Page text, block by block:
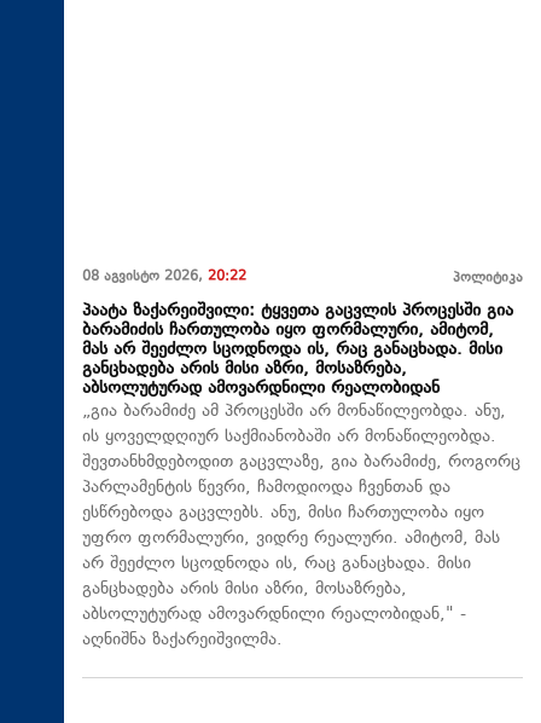
08 აგვისტო 2026, 20:22 პოლიტიკა
პაატა ზაქარეიშვილი: ტყვეთა გაცვლის პროცესში გია
ბარამიძის ჩართულობა იყო ფორმალური, ამიტომ,
მას არ შეეძლო სცოდნოდა ის, რაც განაცხადა. მისი
განცხადება არის მისი აზრი, მოსაზრება,
აბსოლუტურად ამოვარდნილი რეალობიდან
„გია ბარამიძე ამ პროცესში არ მონაწილეობდა. ანუ,
ის ყოველდღიურ საქმიანობაში არ მონაწილეობდა.
შევთანხმდებოდით გაცვლაზე, გია ბარამიძე, როგორც
პარლამენტის წევრი, ჩამოდიოდა ჩვენთან და
ესწრებოდა გაცვლებს. ანუ, მისი ჩართულობა იყო
უფრო ფორმალური, ვიდრე რეალური. ამიტომ, მას
არ შეეძლო სცოდნოდა ის, რაც განაცხადა. მისი
განცხადება არის მისი აზრი, მოსაზრება,
აბსოლუტურად ამოვარდნილი რეალობიდან," -
აღნიშნა ზაქარეიშვილმა.